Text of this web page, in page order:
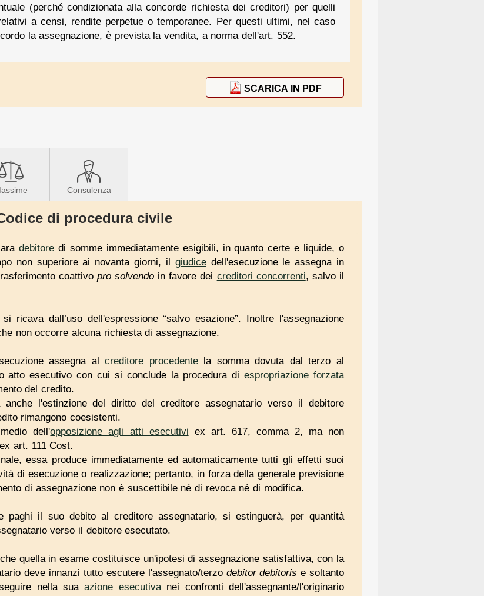
(perché condizionata alla concorde richiesta dei creditori) per quelli
a censi, rendite perpetue o temporanee. Per questi ultimi, nel caso
la assegnazione, è prevista la vendita, a norma dell'art. 552.
SCARICA IN PDF
Consulenza
di procedura civile
debitore di somme immediatamente esigibili, in quanto certe e liquide, o
non superiore ai novanta giorni, il giudicedell'esecuzione le assegna in
coattivo pro solvendo in favore dei creditori concorrenti, salvo il
si ricava dall’uso dell'espressione “salvo esazione”. Inoltre l'assegnazione
non occorre alcuna richiesta di assegnazione.
assegna alcreditore procedentela somma dovuta dal terzo al
atto esecutivo con cui si conclude la procedura diespropriazione forzata
del credito.
anche l'estinzione del diritto del creditore assegnatario verso il debitore
rimangono coesistenti.
dell'opposizione agli atti esecutivi ex art. 617, comma 2, ma non
art. 111 Cost.
essa produce immediatamente ed automaticamente tutti gli effetti suoi
di esecuzione o realizzazione; pertanto, in forza della generale previsione
di assegnazione non è suscettibile né di revoca né di modifica.
paghi il suo debito al creditore assegnatario, si estinguerà, per quantità
verso il debitore esecutato.
quella in esame costituisce un'ipotesi di assegnazione satisfattiva, con la
deve innanzi tutto escutere l'assegnato/terzo debitor debitoris e soltanto
nella suaazione esecutivanei confronti dell'assegnante/l'originario